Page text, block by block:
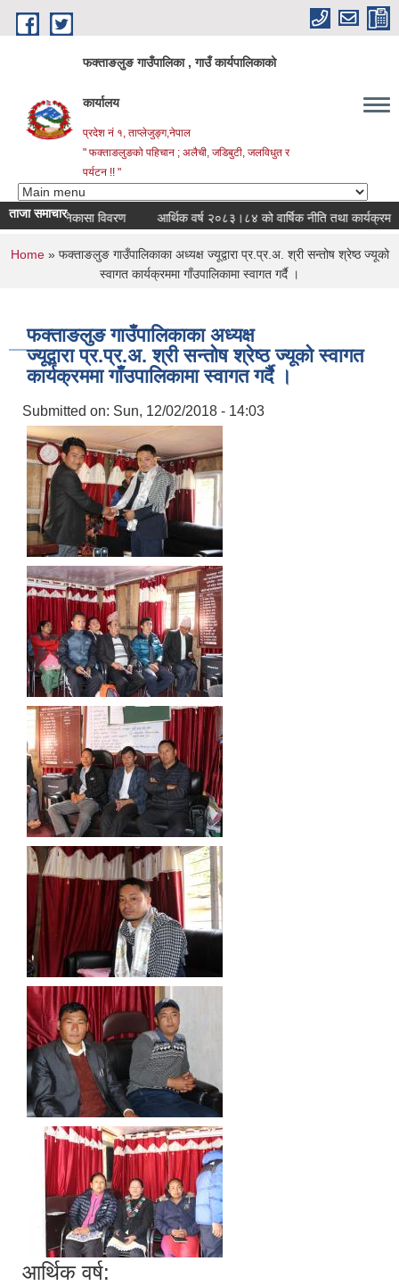
Skip to main content
फक्ताङलुङ गाउँपालिका , गाउँ कार्यपालिकाको
कार्यालय
प्रदेश नं १, ताप्लेजुङ्ग,नेपाल
" फक्ताङलुङको पहिचान ; अलैची, जडिबुटी, जलविधुत र
पर्यटन !! "
ताजा समाचार
रकम निकासा विवरण आर्थिक वर्ष २०८३।८४ को वार्षिक नीति तथा कार्यक्रम
You are here
Home» फक्ताङलुङ गाउँपालिकाका अध्यक्ष ज्यूद्वारा प्र.प्र.अ. श्री सन्तोष श्रेष्ठ ज्यूको
स्वागत कार्यक्रममा गाँउपालिकामा स्वागत गर्दै ।
फक्ताङलुङ गाउँपालिकाका अध्यक्ष
ज्यूद्वारा प्र.प्र.अ. श्री सन्तोष श्रेष्ठ ज्यूको स्वागत
कार्यक्रममा गाँउपालिकामा स्वागत गर्दै ।
Submitted on: Sun, 12/02/2018 - 14:03
आर्थिक वर्ष: